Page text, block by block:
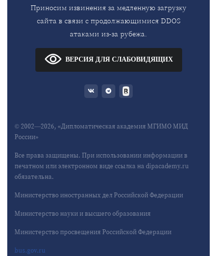
Приносим извинения за медленную загрузку
сайта в связи с продолжающимися DDOS
атаками из-за рубежа.
ВЕРСИЯ ДЛЯ СЛАБОВИДЯЩИХ
© 2002—2026, «Дипломатическая академия МГИМО МИД
России»
Все права защищены. При использовании информации в
печатном или электронном виде ссылка на dipacademy.ru
обязательна.
Министерство иностранных дел Российской Федерации
Министерство науки и высшего образования
Министерство просвещения Российской Федерации
bus.gov.ru